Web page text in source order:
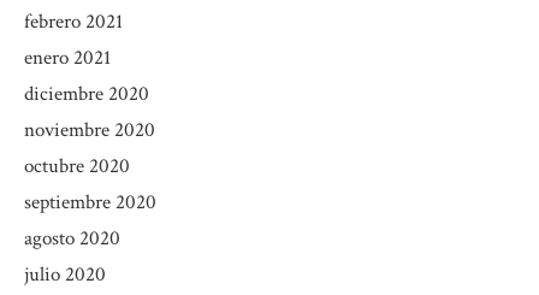
febrero 2021
enero 2021
diciembre 2020
noviembre 2020
octubre 2020
septiembre 2020
agosto 2020
julio 2020